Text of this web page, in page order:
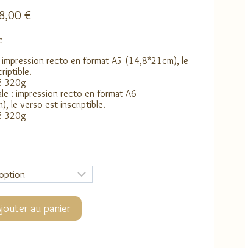
€Plage
3,00 €
à
recto en format A5 (14,8*21cm), le
320g
: impression recto en format A6
le verso est inscriptible.
320g
au panier